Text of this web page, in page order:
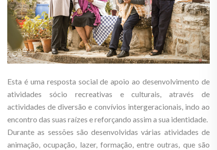
Esta é uma resposta social de apoio ao desenvolvimento de
atividades sócio recreativas e culturais, através de
actividades de diversão e convívios intergeracionais, indo ao
encontro das suas raízes e reforçando assim a sua identidade.
Durante as sessões são desenvolvidas várias atividades de
animação, ocupação, lazer, formação, entre outras, que são